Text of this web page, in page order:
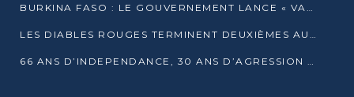
BURKINA FASO : LE GOUVERNEMENT LANCE « VACANCES UTILES 2026 » POUR FORMER LES ÉLÈVES À 15 MÉTIERS
LES DIABLES ROUGES TERMINENT DEUXIÈMES AU CHAMPIONNAT D’AFRIQUE ZONE 3
66 ANS D’INDEPENDANCE, 30 ANS D’AGRESSION RWAN DAISE : 4 PRESIDENCES, UN ECHEC COLLECTIF